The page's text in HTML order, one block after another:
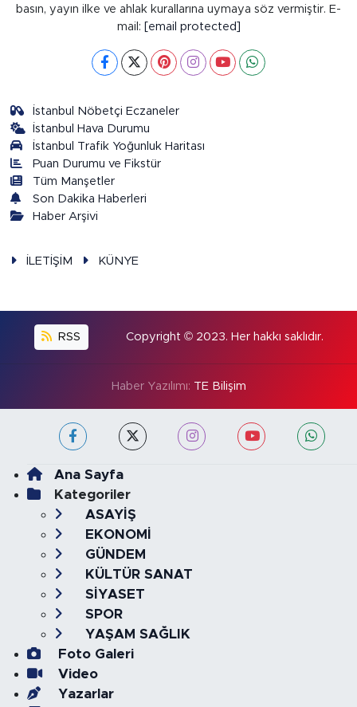
basın, yayın ilke ve ahlak kurallarına uymaya söz vermiştir. E-
mail: [email protected]
İstanbul Nöbetçi Eczaneler
İstanbul Hava Durumu
İstanbul Trafik Yoğunluk Haritası
Puan Durumu ve Fikstür
Tüm Manşetler
Son Dakika Haberleri
Haber Arşivi
İLETİŞİM KÜNYE
RSS Copyright © 2023. Her hakkı saklıdır.
Haber Yazılımı: TE Bilişim
Ana Sayfa
Kategoriler
ASAYİŞ
EKONOMİ
GÜNDEM
KÜLTÜR SANAT
SİYASET
SPOR
YAŞAM SAĞLIK
Foto Galeri
Video
Yazarlar